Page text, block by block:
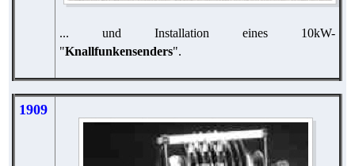
... und Installation eines 10kW-
"Knallfunkensenders".
1909